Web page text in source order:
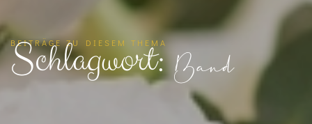
BEITRÄGE ZU DIESEM THEMA
Schlagwort:Band